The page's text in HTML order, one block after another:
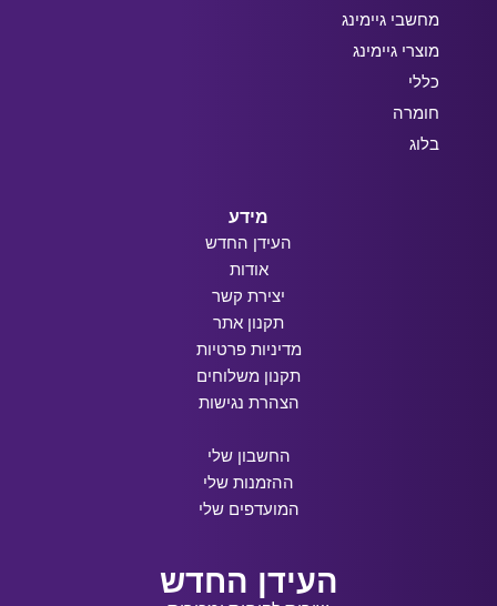
מחשבי גיימינג
מוצרי גיימינג
כללי
חומרה
בלוג
מידע
העידן החדש
אודות
יצירת קשר
תקנון אתר
מדיניות פרטיות
תקנון משלוחים
הצהרת נגישות
החשבון שלי
ההזמנות שלי
המועדפים שלי
העידן החדש